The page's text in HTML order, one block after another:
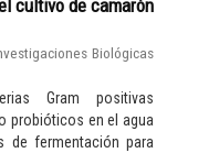
cultivo de camarón
Biológicas
Gram positivas
probióticos en el agua
de fermentación para